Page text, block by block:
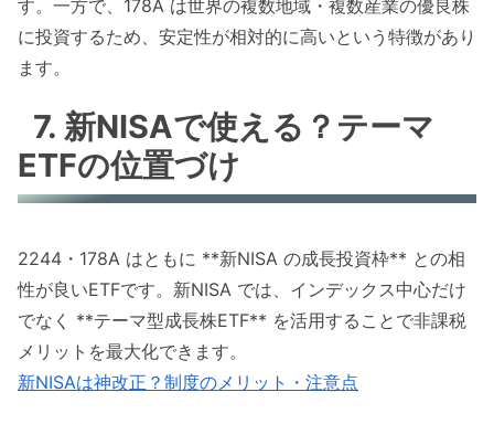
す。一方で、178A は世界の複数地域・複数産業の優良株
に投資するため、安定性が相対的に高いという特徴があり
ます。
7. 新NISAで使える？テーマ
ETFの位置づけ
2244・178A はともに **新NISA の成長投資枠** との相
性が良いETFです。新NISA では、インデックス中心だけ
でなく **テーマ型成長株ETF** を活用することで非課税
メリットを最大化できます。
新NISAは神改正？制度のメリット・注意点